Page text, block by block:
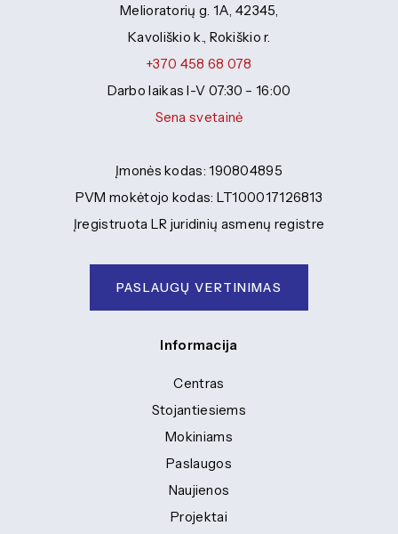
Mokymo moduliai bendrojo ugdymo
Kompetencijų vertinimas
Traktorininkų mokymas
Formaliojo profesinio mokymo
programos
ES struktūriniai projektai
ERASMUS+
Kiti
Melioratorių g. 1A, 42345,
Kavoliškio k., Rokiškio r.
+370 458 68 078
Darbo laikas I-V 07:30 – 16:00
Sena svetainė
Įmonės kodas: 190804895
PVM mokėtojo kodas: LT100017126813
Įregistruota LR juridinių asmenų registre
PASLAUGŲ VERTINIMAS
Informacija
Centras
Stojantiesiems
Mokiniams
Paslaugos
Naujienos
Projektai